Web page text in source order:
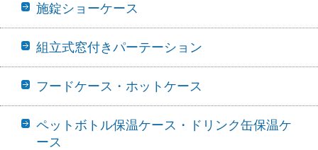
施錠ショーケース
組立式窓付きパーテーション
フードケース・ホットケース
ペットボトル保温ケース・ドリンク缶保温ケ
ース